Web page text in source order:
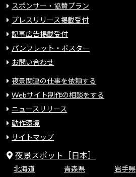
スポンサー・協賛プラン
プレスリリース掲載受付
記事広告掲載受付
パンフレット・ポスター
お問い合わせ
夜景関連の仕事を依頼する
Webサイト制作の相談をする
ニュースリリース
動作環境
サイトマップ
夜景スポット［日本］
北海道 青森県 岩手県